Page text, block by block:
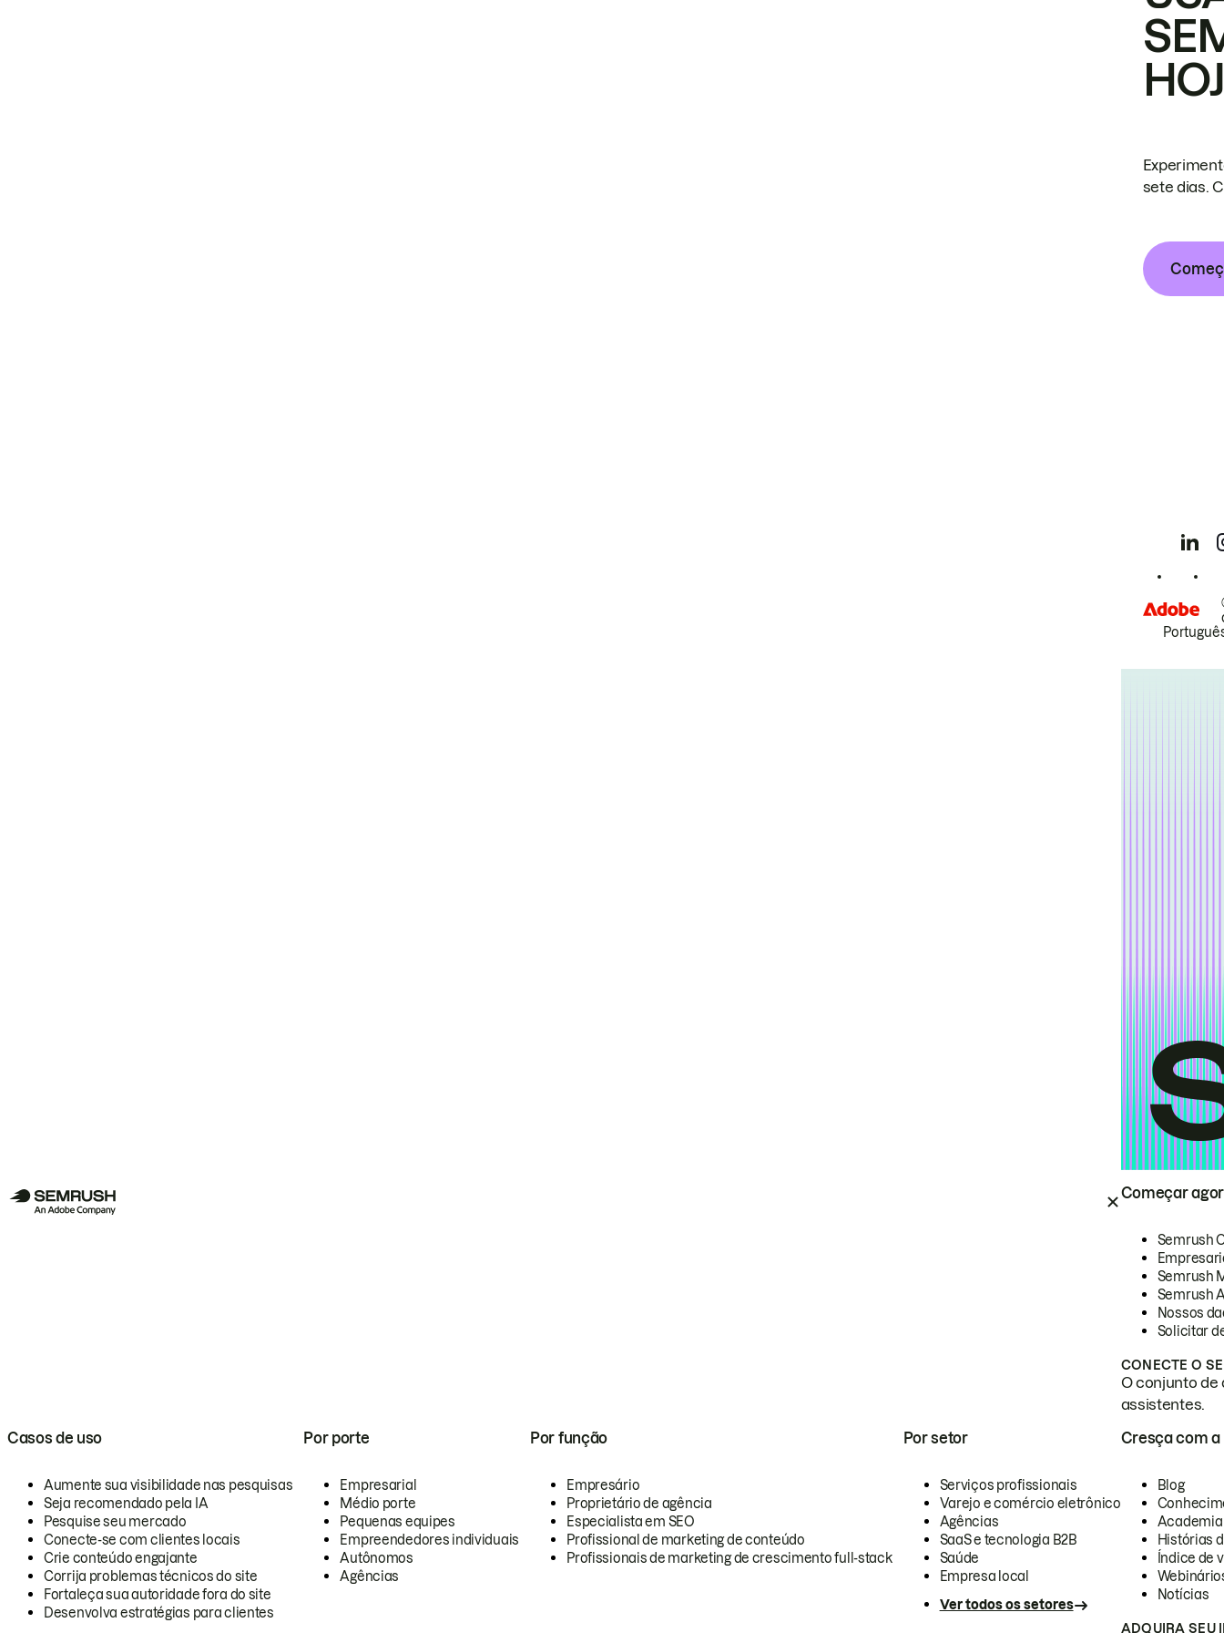
Começar
Semrush
Semrush
Semrush
Nossos
Solicitar
CONECTE O
O conjunto de
assistentes.
Casos de uso
Aumente sua visibilidade nas pesquisas
Seja recomendado pela IA
Pesquise seu mercado
Conecte-se com clientes locais
Crie conteúdo engajante
Corrija problemas técnicos do site
Fortaleça sua autoridade fora do site
Desenvolva estratégias para clientes
Por porte
Empresarial
Médio porte
Pequenas equipes
Empreendedores individuais
Autônomos
Agências
Por função
Empresário
Proprietário de agência
Especialista em SEO
Profissional de marketing de conteúdo
Profissionais de marketing de crescimento full-stack
Por setor
Serviços profissionais
Varejo e comércio eletrônico
Agências
SaaS e tecnologia B2B
Saúde
Empresa local
Ver todos os setores
Cresça com a
Blog
Academia
Histórias
Índice de
Notícias
ADQUIRA SEU
sete dias.